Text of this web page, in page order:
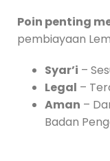
Poin penting
pembiayaan
Syar’i –
Legal –
Aman –
Badan